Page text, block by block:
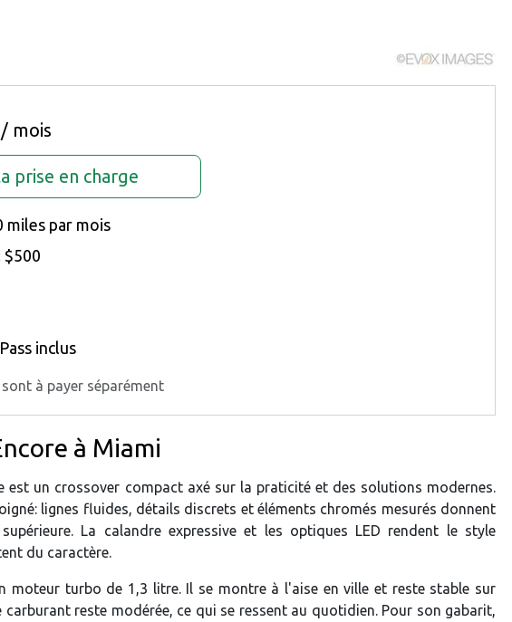
/ mois
prise en charge
miles par mois
$500
inclus
sont à payer séparément
à Miami
est un crossover compact axé sur la praticité et des solutions modernes.
lignes fluides, détails discrets et éléments chromés mesurés donnent
La calandre expressive et les optiques LED rendent le style
du caractère.
moteur turbo de 1,3 litre. Il se montre à l'aise en ville et reste stable sur
reste modérée, ce qui se ressent au quotidien. Pour son gabarit,